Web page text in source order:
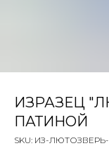
ИЗРАЗЕЦ
ПАТИНОЙ
SKU: ИЗ-ЛЮТОЗВЕРЬ-